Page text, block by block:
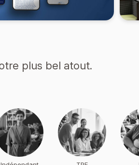
plus bel atout.